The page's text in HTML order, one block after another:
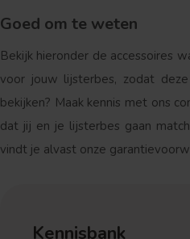
Goed om te weten
Bekijk hieronder de accessoires
voor jouw lijsterbes, zodat
bekijken? Maak kennis met ons
dat jij en je lijsterbes gaan
vindt je alvast onze
Kennisbank